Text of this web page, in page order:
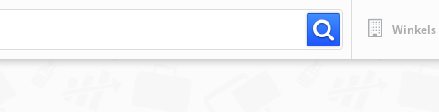
Winkels